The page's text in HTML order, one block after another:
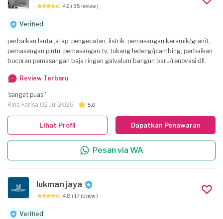
4.9 ( 35 review )
Verified
perbaikan lantai,atap, pengecatan, listrik, pemasangan keramik/granit,
pemasangan pintu, pemasangan tv, tukang ledeng/plambing, perbaikan
bocoran pemasangan baja ringan galvalum bangun baru/renovasi dll.
Review Terbaru
'sangat puas '
Rina Farisa,02 Jul 2026 5,0
Dapatkan Penawaran
Pesan via WA
Lihat Profil
lukman jaya
4.8 ( 17 review )
Verified